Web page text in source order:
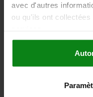
avec d'autres
ou qu'ils ont
SAUTERELLE À
VERROUILLAGE, A
COMP:PLASTIQUE